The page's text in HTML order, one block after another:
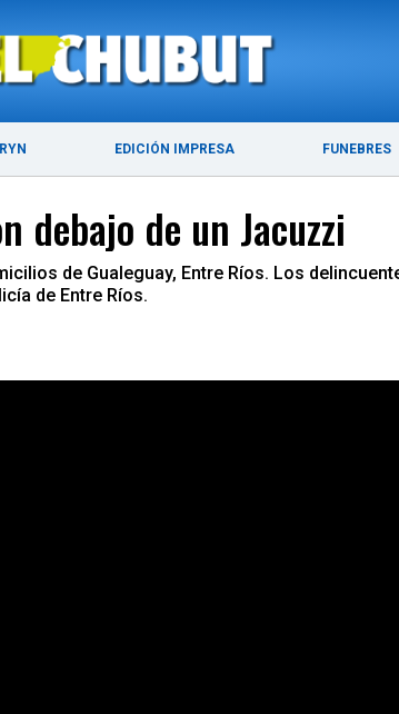
EDICIÓN IMPRESA FUNEBRES
ÚLTIMAS NOTICIAS PUERTO MADRYN
debajo de un Jacuzzi
de Gualeguay, Entre Ríos. Los
de Entre Ríos.